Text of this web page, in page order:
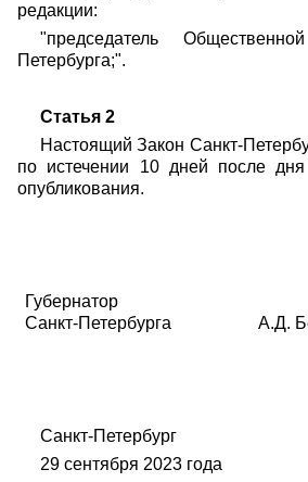
редакции:
"председатель
Петербурга;".
Статья 2
Настоящий Закон Санкт-
по истечении 10 дней после
опубликования.
Губернатор
Санкт-Петербурга
А.Д.
Санкт-Петербург
29 сентября 2023 года